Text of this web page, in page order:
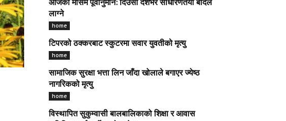
आजको मौसम पूर्वानुमान: दिउँसो देशभर साधारणतया बादल
लाग्ने
home
टिपरको ठक्करबाट स्कुटरमा सवार युवतीको मृत्यु
home
सामाजिक सुरक्षा भत्ता लिन जाँदा खोलाले बगाएर ज्येष्ठ
नागरिकको मृत्यु
home
विस्थापित सुकुम्वासी बालबालिकाको शिक्षा र आवास